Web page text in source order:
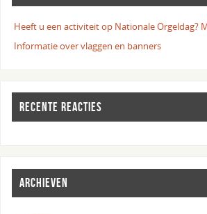
Heeft u een activiteit op Nationale Orgeldag?
Informatie over vlaggen en banners
RECENTE REACTIES
ARCHIEVEN